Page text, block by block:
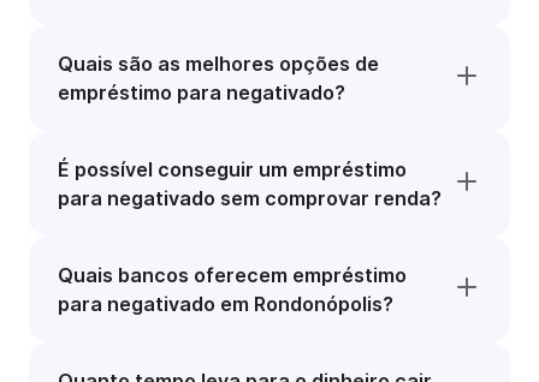
Quais são as melhores opções de
empréstimo para negativado?
É possível conseguir um empréstimo
para negativado sem comprovar renda?
Quais bancos oferecem empréstimo
para negativado em Rondonópolis?